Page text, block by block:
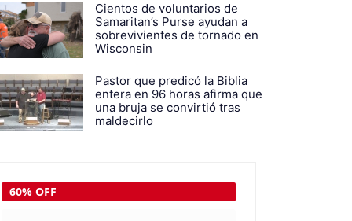
Cientos de voluntarios de
Samaritan’s Purse ayudan a
sobrevivientes de tornado en
Wisconsin
Pastor que predicó la Biblia
entera en 96 horas afirma que
una bruja se convirtió tras
maldecirlo
60% OFF
77% OFF